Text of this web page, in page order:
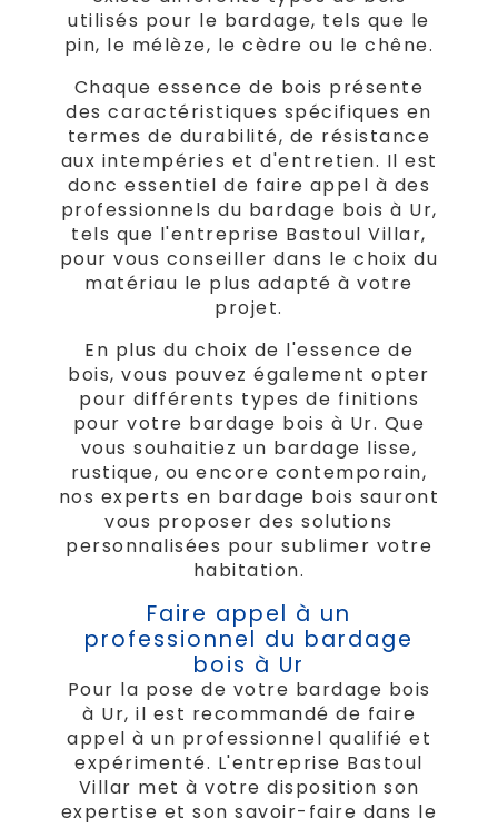
utilisés pour le bardage, tels que le
pin, le mélèze, le cèdre ou le chêne.
Chaque essence de bois présente
des caractéristiques spécifiques en
termes de durabilité, de résistance
aux intempéries et d'entretien. Il est
donc essentiel de faire appel à des
professionnels du bardage bois à Ur,
tels que l'entreprise Bastoul Villar,
pour vous conseiller dans le choix du
matériau le plus adapté à votre
projet.
En plus du choix de l'essence de
bois, vous pouvez également opter
pour différents types de finitions
pour votre bardage bois à Ur. Que
vous souhaitiez un bardage lisse,
rustique, ou encore contemporain,
nos experts en bardage bois sauront
vous proposer des solutions
personnalisées pour sublimer votre
habitation.
Faire appel à un
professionnel du bardage
bois à Ur
Pour la pose de votre bardage bois
à Ur, il est recommandé de faire
appel à un professionnel qualifié et
expérimenté. L'entreprise Bastoul
Villar met à votre disposition son
expertise et son savoir-faire dans le